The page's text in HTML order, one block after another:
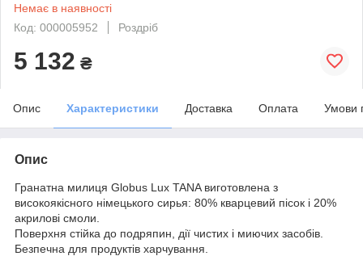
Немає в наявності
Код: 000005952
Роздріб
5 132 ₴
Опис Характеристики Доставка Оплата Умови
Опис
Гранатна милиця Globus Lux TANA виготовлена з
високоякісного німецького сирья: 80% кварцевий пісок і 20%
акрилові смоли.
Поверхня стійка до подряпин, дії чистих і миючих засобів.
Безпечна для продуктів харчування.